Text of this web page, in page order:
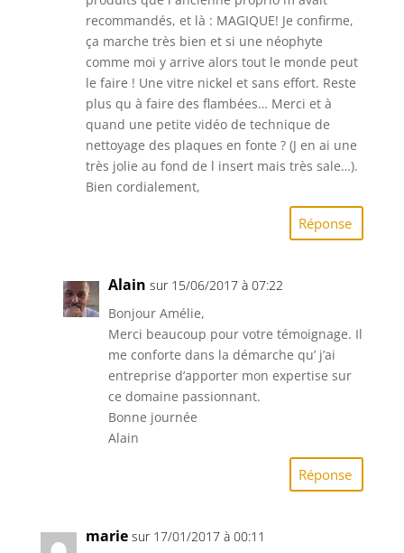
recommandés, et là : MAGIQUE! Je confirme,
ça marche très bien et si une néophyte
comme moi y arrive alors tout le monde peut
le faire ! Une vitre nickel et sans effort. Reste
plus qu à faire des flambées… Merci et à
quand une petite vidéo de technique de
nettoyage des plaques en fonte ? (J en ai une
très jolie au fond de l insert mais très sale…).
Bien cordialement,
Réponse
Alain sur 15/06/2017 à 07:22
Bonjour Amélie,
Merci beaucoup pour votre témoignage. Il
me conforte dans la démarche qu’ j’ai
entreprise d’apporter mon expertise sur
ce domaine passionnant.
Bonne journée
Alain
Réponse
marie sur 17/01/2017 à 00:11